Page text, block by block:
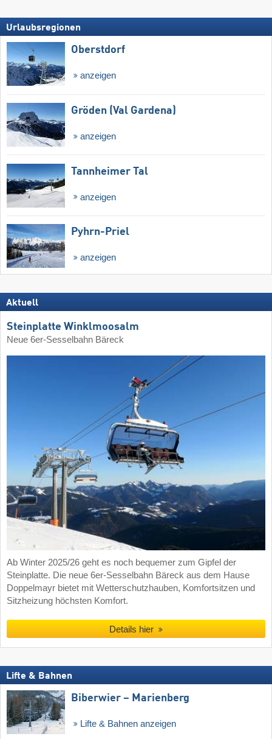
Urlaubsregionen
Oberstdorf
anzeigen
Gröden (Val Gardena)
anzeigen
Tannheimer Tal
anzeigen
Pyhrn-Priel
anzeigen
Aktuell
Steinplatte Winklmoosalm
Neue 6er-Sesselbahn Bäreck
Ab Winter 2025/26 geht es noch bequemer zum Gipfel der
Steinplatte. Die neue 6er-Sesselbahn Bäreck aus dem Hause
Doppelmayr bietet mit Wetterschutzhauben, Komfortsitzen und
Sitzheizung höchsten Komfort.
Details hier
Lifte & Bahnen
Biberwier – Marienberg
Lifte & Bahnen anzeigen